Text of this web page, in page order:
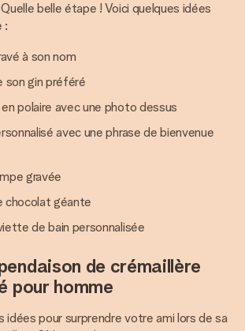
belle étape ! Voici quelques idées
:
à son nom
son gin préféré
polaire avec une photo dessus
avec une phrase de bienvenue
gravée
géante
de bain personnalisée
de crémaillère
pour homme
idées pour surprendre votre ami lors de sa